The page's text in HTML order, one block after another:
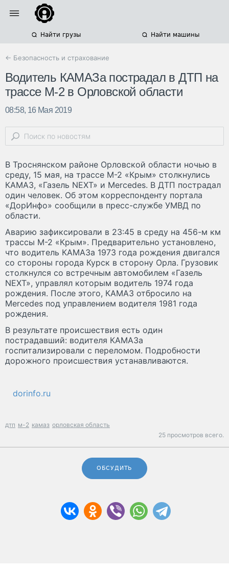
Найти грузы Найти машины
← Безопасность и страхование
Водитель КАМАЗа пострадал в ДТП на
трассе М-2 в Орловской области
08:58, 16 Мая 2019
В Троснянском районе Орловской области ночью в
среду, 15 мая, на трассе М-2 «Крым» столкнулись
КАМАЗ, «Газель NEXT» и Mercedes. В ДТП пострадал
один человек. Об этом корреспонденту портала
«ДорИнфо» сообщили в пресс-службе УМВД по
области.
Аварию зафиксировали в 23:45 в среду на 456-м км
трассы М-2 «Крым». Предварительно установлено,
что водитель КАМАЗа 1973 года рождения двигался
со стороны города Курск в сторону Орла. Грузовик
столкнулся со встречным автомобилем «Газель
NEXT», управлял которым водитель 1974 года
рождения. После этого, КАМАЗ отбросило на
Mercedes под управлением водителя 1981 года
рождения.
В результате происшествия есть один
пострадавший: водителя КАМАЗа
госпитализировали с переломом. Подробности
дорожного происшествия устанавливаются.
dorinfo.ru
дтп м-2 камаз орловская область
25 просмотров всего.
ОБСУДИТЬ